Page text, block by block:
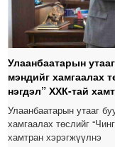
Улаанбаатарын
мэндийг хамгаалах
нэгдэл” ХХК-тай
Улаанбаатарын утааг
хамгаалах төслийг
хамтран хэрэгжүүлнэ